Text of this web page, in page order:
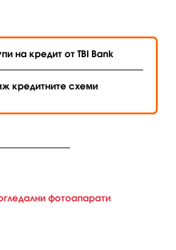
на кредит от TBI Bank
кредитните схеми
фотоапарати